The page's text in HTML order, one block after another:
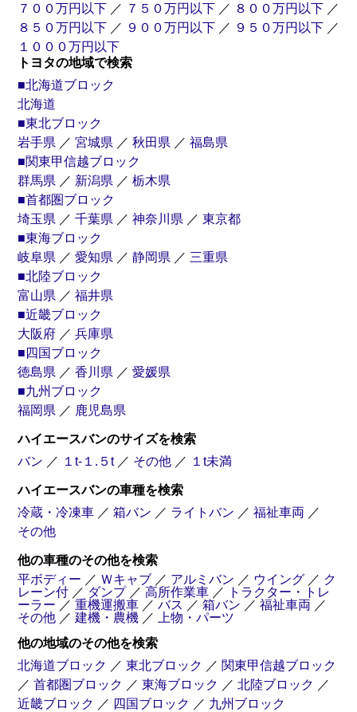
７００万円以下 ／ ７５０万円以下 ／ ８００万円以下 ／
８５０万円以下 ／ ９００万円以下 ／ ９５０万円以下 ／
１０００万円以下
トヨタの地域で検索
■北海道ブロック
北海道
■東北ブロック
岩手県 ／ 宮城県 ／ 秋田県 ／ 福島県
■関東甲信越ブロック
群馬県 ／ 新潟県 ／ 栃木県
■首都圏ブロック
埼玉県 ／ 千葉県 ／ 神奈川県 ／ 東京都
■東海ブロック
岐阜県 ／ 愛知県 ／ 静岡県 ／ 三重県
■北陸ブロック
富山県 ／ 福井県
■近畿ブロック
大阪府 ／ 兵庫県
■四国ブロック
徳島県 ／ 香川県 ／ 愛媛県
■九州ブロック
福岡県 ／ 鹿児島県
ハイエースバンのサイズを検索
バン ／ １t-１.５t ／ その他 ／ １t未満
ハイエースバンの車種を検索
冷蔵・冷凍車 ／ 箱バン ／ ライトバン ／ 福祉車両 ／
その他
他の車種のその他を検索
平ボディー ／ Ｗキャブ ／ アルミバン ／ ウイング ／ ク
レーン付 ／ ダンプ ／ 高所作業車 ／
トラクター・トレ
ーラー ／ 重機運搬車 ／ バス ／ 箱バン ／ 福祉車両 ／
その他 ／ 建機・農機 ／
上物・パーツ
他の地域のその他を検索
北海道ブロック ／ 東北ブロック ／ 関東甲信越ブロック
／ 首都圏ブロック ／ 東海ブロック ／ 北陸ブロック ／
近畿ブロック ／ 四国ブロック ／ 九州ブロック